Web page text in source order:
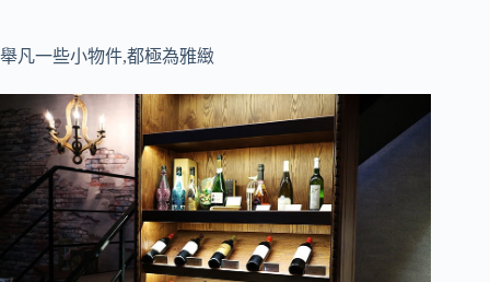
舉凡一些小物件,都極為雅緻